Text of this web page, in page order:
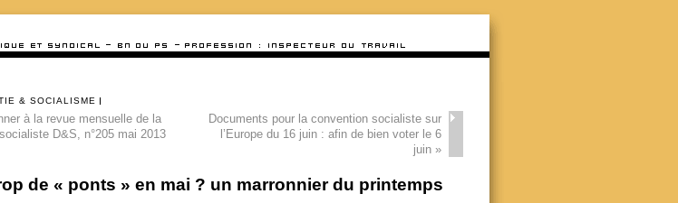
& SOCIALISME
à la revue mensuelle de la
D&S, n°205 mai 2013
Documents pour la convention socialiste sur
l’Europe du 16 juin : afin de bien voter le 6
juin»
de « ponts » en mai ? un marronnier du printemps